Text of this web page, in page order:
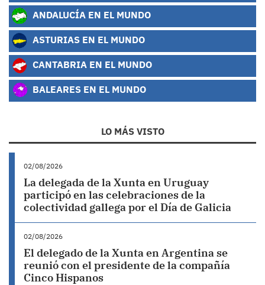
ANDALUCÍA EN EL MUNDO
ASTURIAS EN EL MUNDO
CANTABRIA EN EL MUNDO
BALEARES EN EL MUNDO
LO MÁS VISTO
02/08/2026
La delegada de la Xunta en Uruguay
participó en las celebraciones de la
colectividad gallega por el Día de Galicia
02/08/2026
El delegado de la Xunta en Argentina se
reunió con el presidente de la compañía
Cinco Hispanos